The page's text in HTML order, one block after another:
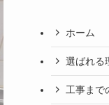
ホーム
選ばれる
工事まで